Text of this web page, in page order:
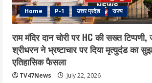
Home P-1 उत्तर प्रदेश राज्य
राम मंदिर दान चोरी पर HC की सख्त
श्रीधरन ने भ्रष्टाचार पर द‍िया मृत्युदंड का
एत‍िहास‍िक फैसला
TV47News July 22, 2026